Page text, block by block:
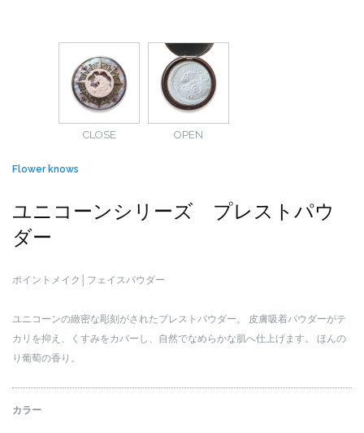
CLOSE OPEN
Flower knows
ユニコーンシリーズ プレストパウ
ダー
ポイントメイク│フェイスパウダー
ユニコーンの緻密な彫刻がされたプレストパウダー。
皮膚吸着パウダーがテ
カリを抑え、くすみをカバーし、自然でなめらかな肌へ仕上げます。
ほんの
り葡萄の香り。
カラー